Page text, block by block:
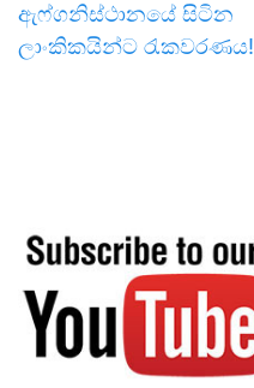
ඇෆ්ගනිස්ථානයේ සිටින
ලාංකිකයින්ට රැකවරණය!